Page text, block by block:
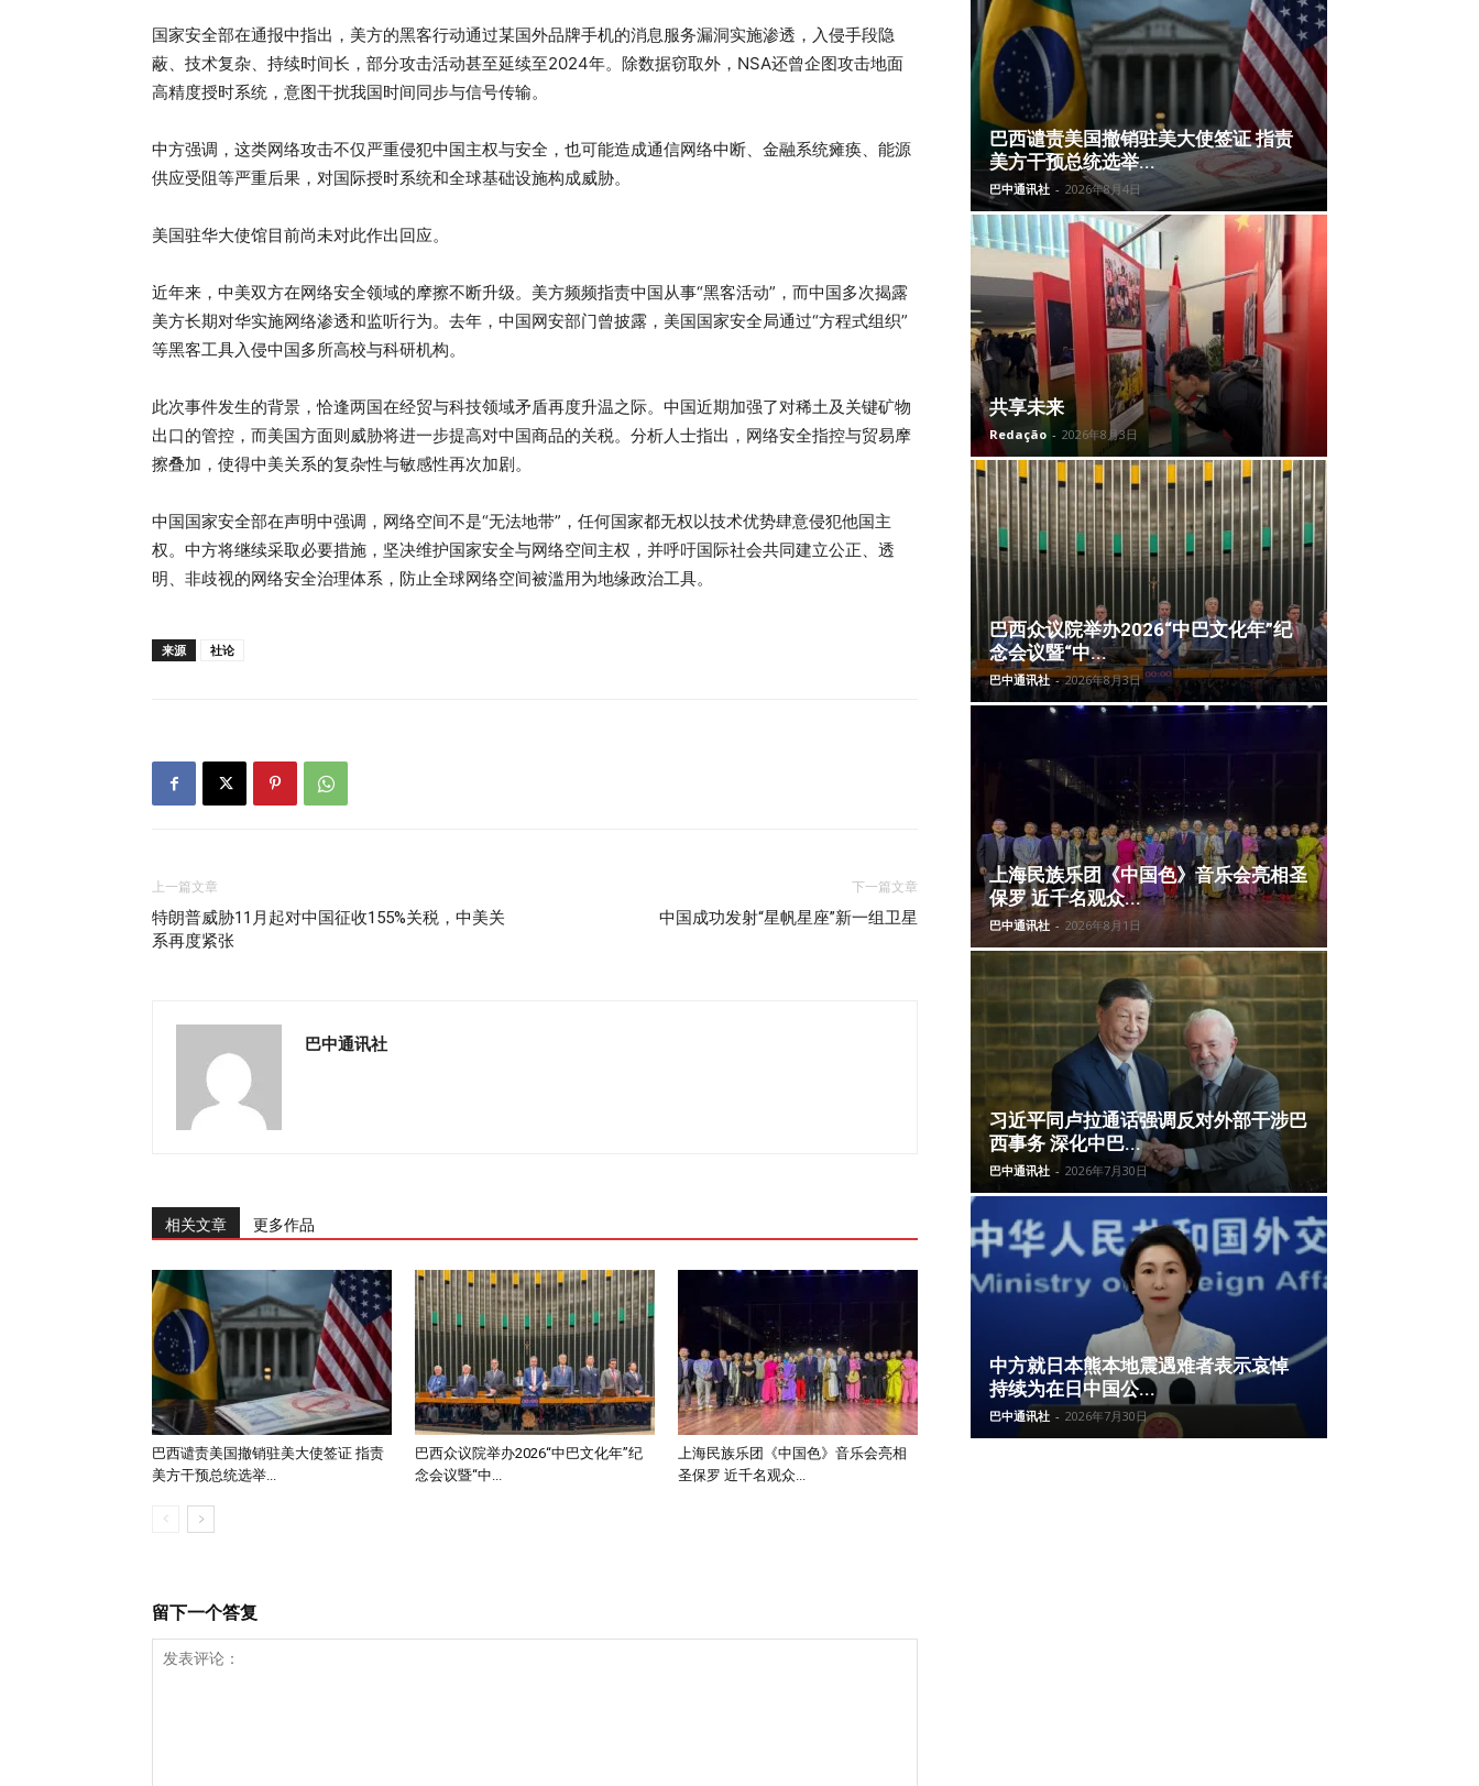
国家安全部在通报中指出，美方的黑客行动通过某国外品牌手机的消息服务漏洞实施渗透，入侵手段隐
蔽、技术复杂、持续时间长，部分攻击活动甚至延续至2024年。除数据窃取外，NSA还曾企图攻击地面
高精度授时系统，意图干扰我国时间同步与信号传输。
中方强调，这类网络攻击不仅严重侵犯中国主权与安全，也可能造成通信网络中断、金融系统瘫痪、能源
供应受阻等严重后果，对国际授时系统和全球基础设施构成威胁。
美国驻华大使馆目前尚未对此作出回应。
近年来，中美双方在网络安全领域的摩擦不断升级。美方频频指责中国从事“黑客活动”，而中国多次揭露
美方长期对华实施网络渗透和监听行为。去年，中国网安部门曾披露，美国国家安全局通过“方程式组织”
等黑客工具入侵中国多所高校与科研机构。
此次事件发生的背景，恰逢两国在经贸与科技领域矛盾再度升温之际。中国近期加强了对稀土及关键矿物
出口的管控，而美国方面则威胁将进一步提高对中国商品的关税。分析人士指出，网络安全指控与贸易摩
擦叠加，使得中美关系的复杂性与敏感性再次加剧。
中国国家安全部在声明中强调，网络空间不是“无法地带”，任何国家都无权以技术优势肆意侵犯他国主
权。中方将继续采取必要措施，坚决维护国家安全与网络空间主权，并呼吁国际社会共同建立公正、透
明、非歧视的网络安全治理体系，防止全球网络空间被滥用为地缘政治工具。
来源 社论
上一篇文章
特朗普威胁11月起对中国征收155%关税，中美关
系再度紧张
下一篇文章
中国成功发射“星帆星座”新一组卫星
巴中通讯社
相关文章 更多作品
巴西谴责美国撤销驻美大使签证 指责
美方干预总统选举...
巴西众议院举办2026“中巴文化年”纪
念会议暨“中...
上海民族乐团《中国色》音乐会亮相
圣保罗 近千名观众...
留下一个答复
巴西谴责美国撤销驻美大使签证 指责
美方干预总统选举...
巴中通讯社 - 2026年8月4日
共享未来
Redação - 2026年8月3日
巴西众议院举办2026“中巴文化年”纪
念会议暨“中...
巴中通讯社 - 2026年8月3日
上海民族乐团《中国色》音乐会亮相圣
保罗 近千名观众...
巴中通讯社 - 2026年8月1日
习近平同卢拉通话强调反对外部干涉巴
西事务 深化中巴...
巴中通讯社 - 2026年7月30日
中方就日本熊本地震遇难者表示哀悼
持续为在日中国公...
巴中通讯社 - 2026年7月30日